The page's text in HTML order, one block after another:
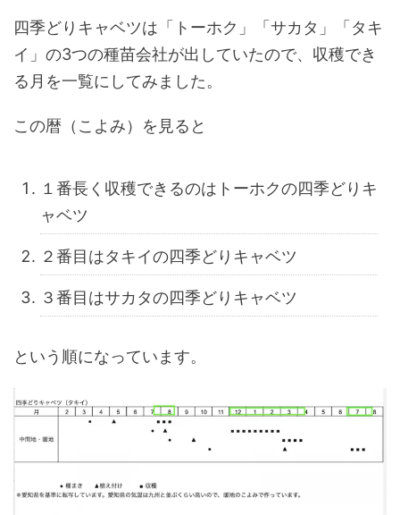
四季どりキャベツは「トーホク」「サカタ」「タキ
イ」の3つの種苗会社が出していたので、収穫でき
る月を一覧にしてみました。
この暦（こよみ）を見ると
１番長く収穫できるのはトーホクの四季どりキ
ャベツ
２番目はタキイの四季どりキャベツ
３番目はサカタの四季どりキャベツ
という順になっています。